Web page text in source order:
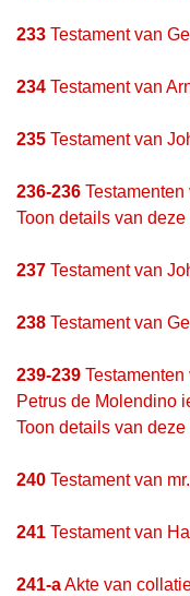
233 Testament van
234 Testament van
235 Testament van
236-236
Toon details van
237 Testament van
238 Testament van
239-239
Petrus de Molendino
Toon details van
240 Testament van
241 Testament van
241-aAkte van